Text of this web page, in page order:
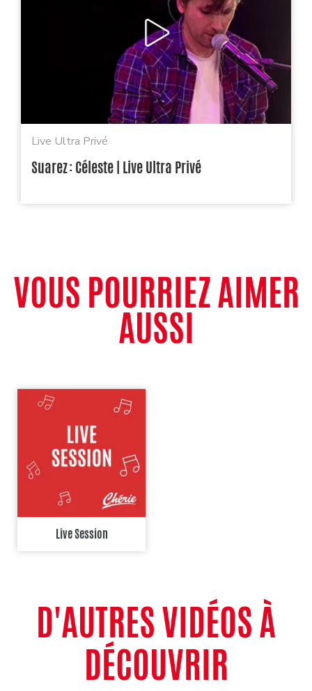
Live Ultra Privé
Suarez : Céleste | Live Ultra Privé
VOUS POURRIEZ AIMER
AUSSI
Live Session
D'AUTRES VIDÉOS À
DÉCOUVRIR